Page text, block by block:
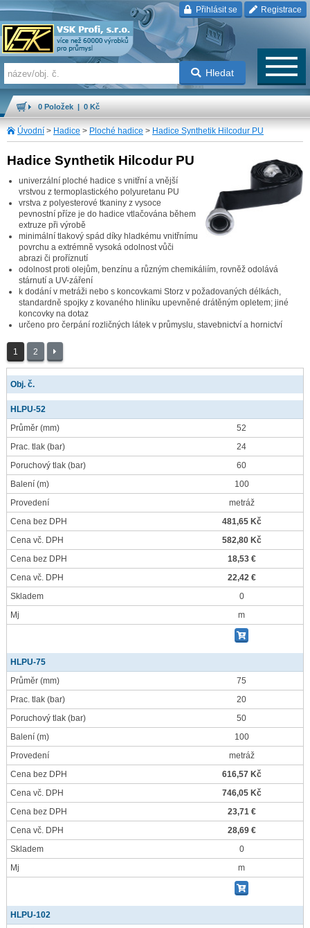
Přihlásit se Registrace
Hledat
0 Položek | 0 Kč
Úvodní > Hadice > Ploché hadice > Hadice Synthetik Hilcodur PU
Hadice Synthetik Hilcodur PU
univerzální ploché hadice s vnitřní a vnější
vrstvou z termoplastického polyuretanu PU
vrstva z polyesterové tkaniny z vysoce
pevnostní příze je do hadice vtlačována během
extruze při výrobě
minimální tlakový spád díky hladkému vnitřnímu
povrchu a extrémně vysoká odolnost vůči
abrazi či proříznutí
odolnost proti olejům, benzínu a různým chemikáliím, rovněž odolává
stárnutí a UV-záření
k dodání v metráži nebo s koncovkami Storz v požadovaných délkách,
standardně spojky z kovaného hliníku upevněné drátěným opletem; jiné
koncovky na dotaz
určeno pro čerpání rozličných látek v průmyslu, stavebnictví a hornictví
1 2
Obj. č.
HLPU-52
Průměr (mm)
52
Prac. tlak (bar)
24
Poruchový tlak (bar)
60
Balení (m)
100
Provedení
metráž
Cena bez DPH
481,65 Kč
Cena vč. DPH
582,80 Kč
Cena bez DPH
18,53 €
Cena vč. DPH
22,42 €
Skladem
0
Mj
m
HLPU-75
Průměr (mm)
75
Prac. tlak (bar)
20
Poruchový tlak (bar)
50
Balení (m)
100
Provedení
metráž
Cena bez DPH
616,57 Kč
Cena vč. DPH
746,05 Kč
Cena bez DPH
23,71 €
Cena vč. DPH
28,69 €
Skladem
0
Mj
m
HLPU-102